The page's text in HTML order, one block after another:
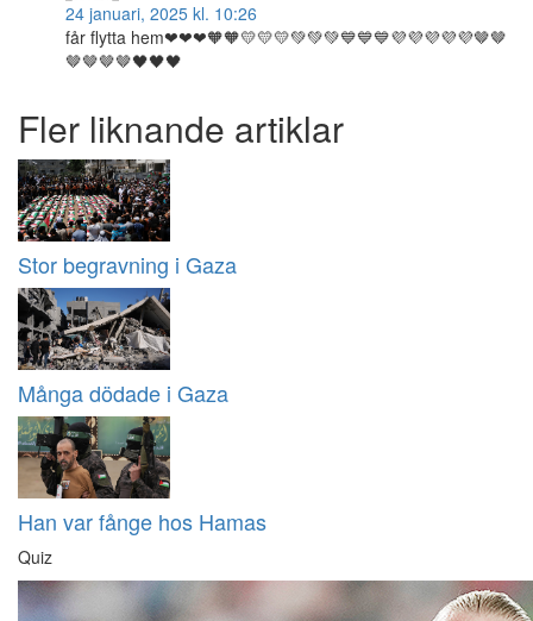
24 januari, 2025 kl. 10:26
får flytta hem❤❤❤🧡🧡💛💛💛💚💚💚💙💙💙💜💜💜💜💜🤎🤎
🤎🤎🤎🤎🖤🖤🖤
Fler liknande artiklar
Stor begravning i Gaza
Många dödade i Gaza
Han var fånge hos Hamas
Quiz